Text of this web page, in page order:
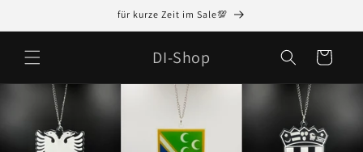
Inhalt
für kurze Zeit im Sale💯
DI-Shop Warenkorb